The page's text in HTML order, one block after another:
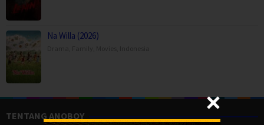
Na Willa (2026)
TENTANG ANOBOY